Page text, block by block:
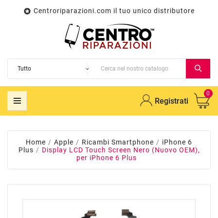
 Centroriparazioni.com il tuo unico distributore
Registrati
0
Home Apple Ricambi Smartphone
iPhone 6
Plus
Display LCD Touch Screen Nero (Nuovo OEM),
per iPhone 6 Plus